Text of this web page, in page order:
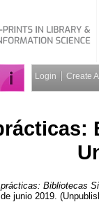
Login Create
Bibliotecas
junio 2019.